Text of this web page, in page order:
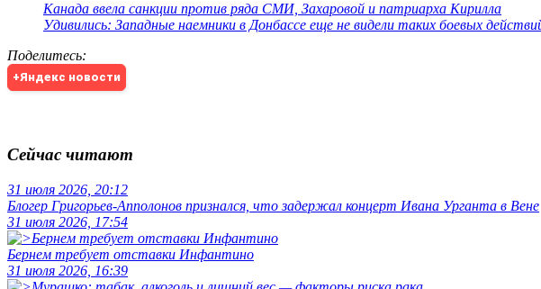
Канада ввела санкции против ряда СМИ, Захаровой и патриарха Кирилла
Удивились: Западные наемники в Донбассе еще не видели таких боевых
Поделитесь:
+Яндекс новости
Сейчас читают
31 июля 2026, 20:12
Блогер Григорьев-Апполонов признался, что задержал концерт Ивана Урганта в Вене
31 июля 2026, 17:54
Бернем требует отставки Инфантино
31 июля 2026, 16:39